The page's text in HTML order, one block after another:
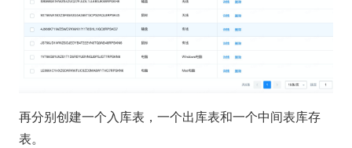
再分别创建一个入库表，一个出库表和一个中间表库存
表。